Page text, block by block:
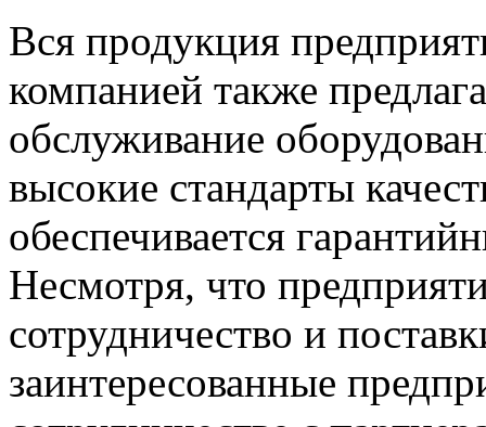
Вся продукция
компанией также
обслуживание
высокие стандарты
обеспечивается
Несмотря, что
сотрудничество и
заинтересованные